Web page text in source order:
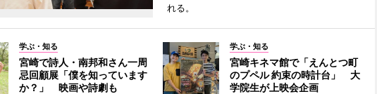
れる。
学ぶ・知る
宮崎で詩人・南邦和さん一周
忌回顧展「僕を知っています
か？」 映画や詩劇も
学ぶ・知る
宮崎キネマ館で「えんとつ町
のプペル 約束の時計台」 大
学院生が上映会企画